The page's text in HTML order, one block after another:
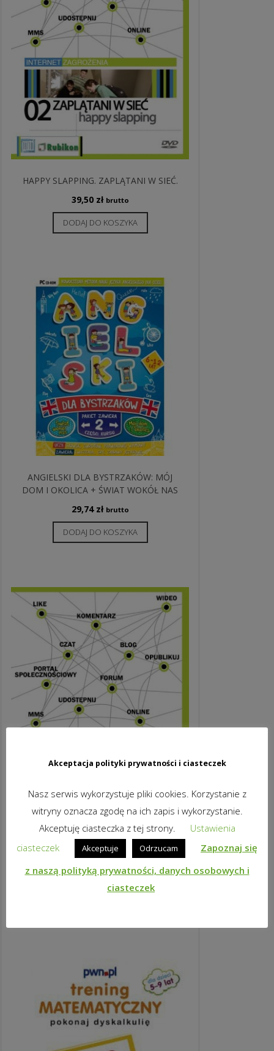
HAPPY SLAPPING. ZAPLĄTANI W SIEĆ.
39,50 zł brutto
DODAJ DO KOSZYKA
ANGIELSKI DLA BYSTRZAKÓW: MÓJ
DOM I OKOLICA + ŚWIAT WOKÓŁ NAS
29,74 zł brutto
DODAJ DO KOSZYKA
SEXTING. ZAPLĄTANI W SIEĆ.
39,50zł
Akceptacja polityki prywatności i ciasteczek
Nasz serwis wykorzystuje pliki cookies. Korzystanie z
witryny oznacza zgodę na ich zapis i wykorzystanie.
Akceptuję ciasteczka z tej strony.
Ustawienia
ciasteczek
Akceptuje Odrzucam
Zapoznaj się
z naszą polityką prywatności, danych osobowych i
ciasteczek